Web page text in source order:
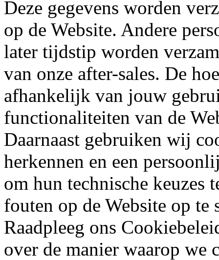
Deze gegevens worden
op de Website. Andere
later tijdstip worden
van onze after-sales. De
afhankelijk van jouw
functionaliteiten van de
Daarnaast gebruiken wij
herkennen en een
om hun technische keuzes
fouten op de Website op te
Raadpleeg ons
over de manier waarop we